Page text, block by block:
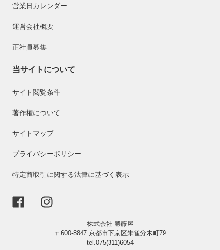
営業日カレンダー
運営会社概要
正社員募集
当サイトについて
サイト閲覧条件
著作権について
サイトマップ
プライバシーポリシー
特定商取引に関する法律に基づく表示
株式会社 勝藤屋
〒600-8847 京都市下京区朱雀分木町79
tel.075(311)6054